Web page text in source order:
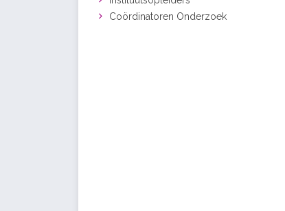
Coördinatoren Onderzoek